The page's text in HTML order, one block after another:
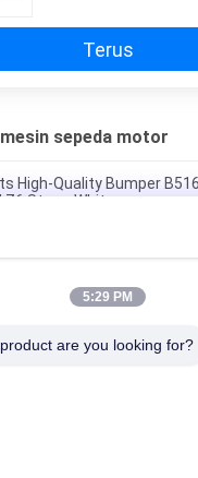
Terus
sepeda motor
High-Quality Bumper
Z6 Starry White
EX5 Mesin Sepeda
Kinerja Tinggi
untuk CPR8EAIX-9
5:29 PM
are you looking for?